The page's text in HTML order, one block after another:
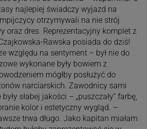
najlepiej świadczy wyjazd na
otrzymywali na nie strój
oraz dres. Reprezentacyjny komplet z
Rawska posiada do dziś!
względu na sentyment – był nie do
wykonane były bowiem z
mógłby posłużyć do
narciarskich. Zawodnicy sami
słabej jakości – „puszczały” farbę,
kolor i estetyczny wygląd. –
trwa długo. Jako kapitan miałam